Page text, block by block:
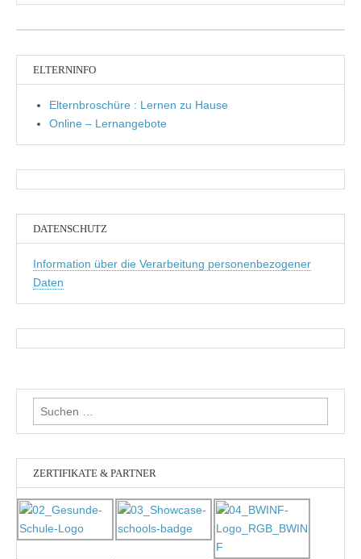
ELTERNINFO
Elternbroschüre : Lernen zu Hause
Online – Lernangebote
DATENSCHUTZ
Information über die Verarbeitung personenbezogener
Daten
Suchen
nach:
ZERTIFIKATE & PARTNER